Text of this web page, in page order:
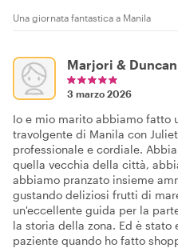
Una giornata fantastica a Manila
Marjori & Duncan
3 marzo 2026
Io e mio marito abbiamo fatto
travolgente di Manila con
professionale e cordiale.
quella vecchia della città,
abbiamo pranzato insieme
gustando deliziosi frutti di
un'eccellente guida per la
la storia della zona. Ed è
paziente quando ho fatto